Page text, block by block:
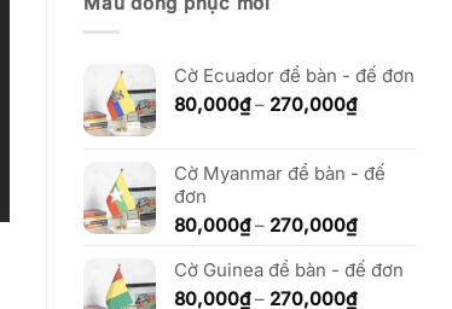
Cờ Ecuador để bàn - đế đơn
80,000₫ – 270,000₫Khoảng
80,000₫
270,000₫
Cờ Myanmar để bàn - đế
đơn
80,000₫ – 270,000₫Khoảng
từ
80,000₫
Cờ Guinea để bàn - đế đơn
80,000₫ – 270,000₫Khoảng